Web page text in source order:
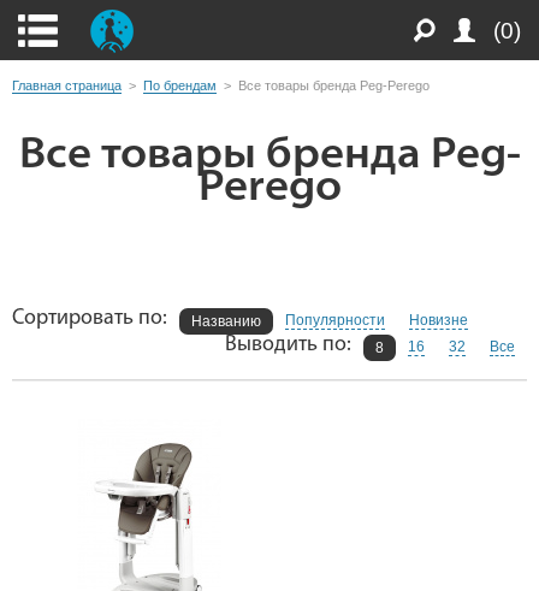
(0)
Главная страница > По брендам > Все товары бренда Peg-Perego
Все товары бренда Peg-
Perego
Сортировать по: Названию Популярности Новизне
Выводить по: 8 16 32 Все